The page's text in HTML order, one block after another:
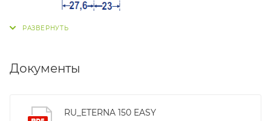
Документы
RU_ETERNA 150 EASY